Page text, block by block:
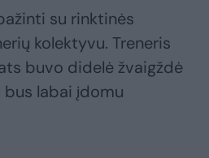
su rinktinės
kolektyvu. Treneris
buvo didelė žvaigždė
labai įdomu